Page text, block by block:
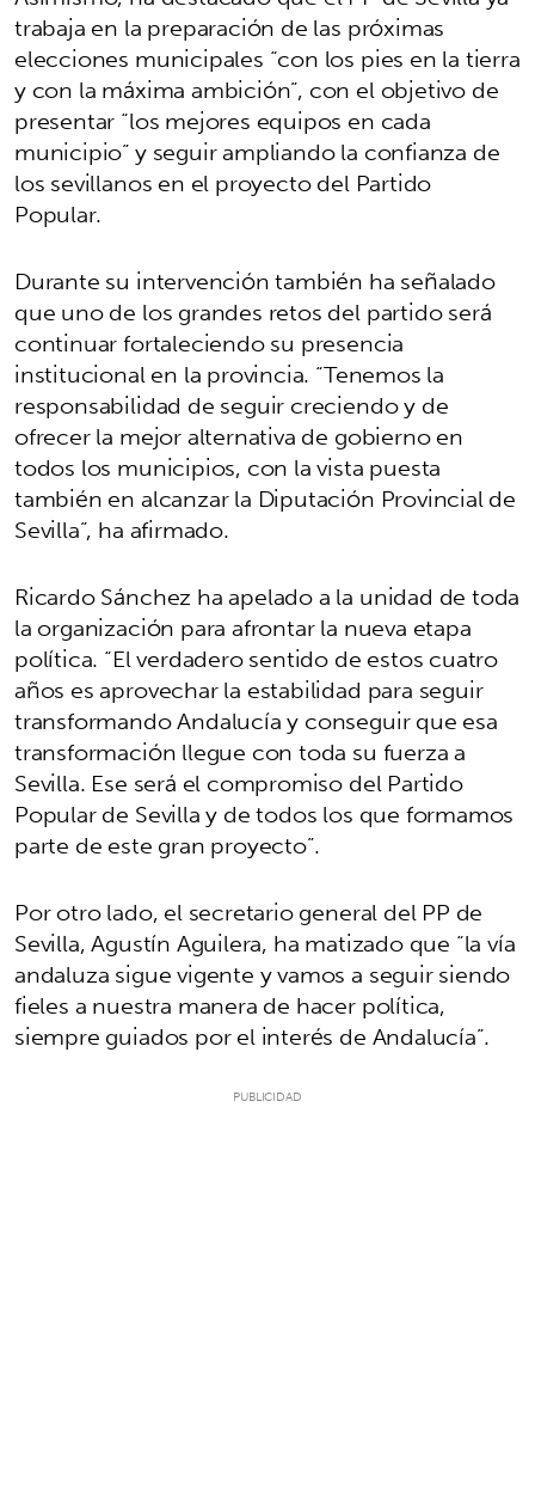
trabaja en la preparación de las próximas
elecciones municipales “con los pies en la tierra
y con la máxima ambición”, con el objetivo de
presentar “los mejores equipos en cada
municipio” y seguir ampliando la confianza de
los sevillanos en el proyecto del Partido
Popular.
Durante su intervención también ha señalado
que uno de los grandes retos del partido será
continuar fortaleciendo su presencia
institucional en la provincia. “Tenemos la
responsabilidad de seguir creciendo y de
ofrecer la mejor alternativa de gobierno en
todos los municipios, con la vista puesta
también en alcanzar la Diputación Provincial de
Sevilla”, ha afirmado.
Ricardo Sánchez ha apelado a la unidad de toda
la organización para afrontar la nueva etapa
política. “El verdadero sentido de estos cuatro
años es aprovechar la estabilidad para seguir
transformando Andalucía y conseguir que esa
transformación llegue con toda su fuerza a
Sevilla. Ese será el compromiso del Partido
Popular de Sevilla y de todos los que formamos
parte de este gran proyecto”.
Por otro lado, el secretario general del PP de
Sevilla, Agustín Aguilera, ha matizado que “la vía
andaluza sigue vigente y vamos a seguir siendo
fieles a nuestra manera de hacer política,
siempre guiados por el interés de Andalucía”.